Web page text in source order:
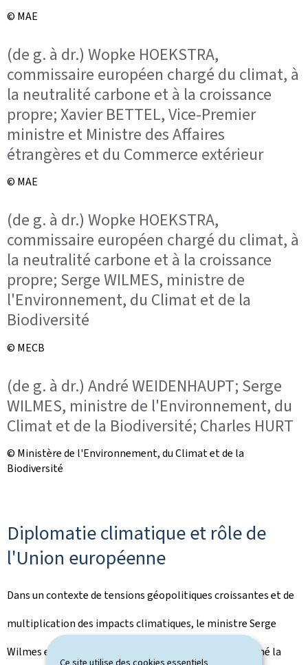
Ce site utilise des cookies essentiels
© MAE
(de g. à dr.) Wopke HOEKSTRA,
commissaire européen chargé du climat, à
la neutralité carbone et à la croissance
propre; Xavier BETTEL, Vice-Premier
ministre et Ministre des Affaires
étrangères et du Commerce extérieur
© MAE
(de g. à dr.) Wopke HOEKSTRA,
commissaire européen chargé du climat, à
la neutralité carbone et à la croissance
propre; Serge WILMES, ministre de
l'Environnement, du Climat et de la
Biodiversité
© MECB
(de g. à dr.) André WEIDENHAUPT; Serge
WILMES, ministre de l'Environnement, du
Climat et de la Biodiversité; Charles HURT
© Ministère de l'Environnement, du Climat et de la
Biodiversité
Diplomatie climatique et rôle de
l'Union européenne
Dans un contexte de tensions géopolitiques croissantes et de
multiplication des impacts climatiques, le ministre Serge
Wilmes et le commissaire Wopke Hoekstra ont souligné la